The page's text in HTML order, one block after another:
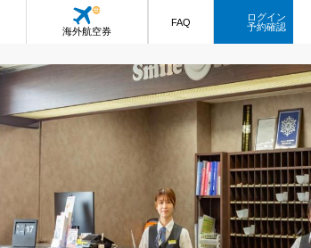
海外航空券
FAQ
ログイン
予約確認